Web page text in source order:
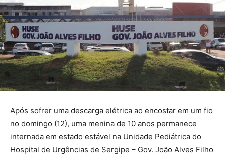
Após sofrer uma descarga elétrica ao encostar em um fio
no domingo (12), uma menina de 10 anos permanece
internada em estado estável na Unidade Pediátrica do
Hospital de Urgências de Sergipe – Gov. João Alves Filho